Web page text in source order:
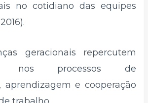
no cotidiano das equipes
geracionais repercutem
nos processos de
aprendizagem e cooperação